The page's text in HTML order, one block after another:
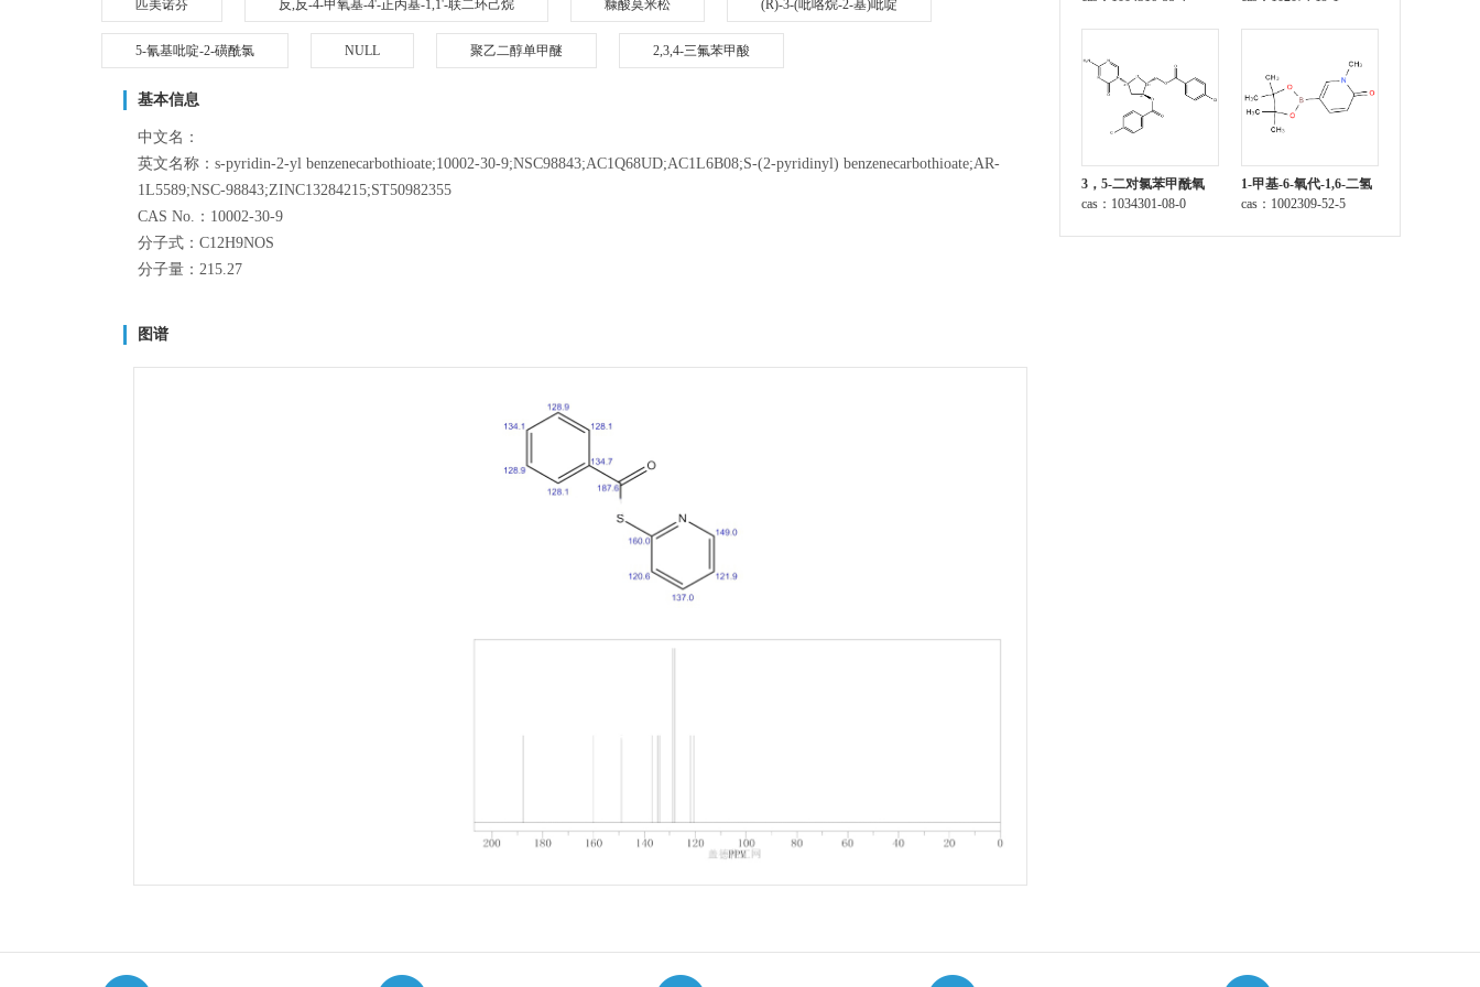
匹美诺芬 反,反-4-甲氧基-4'-正丙基-1,1'-联二环己烷 糠酸莫米松 (R)-3-(吡咯烷-2-基)吡啶
5-氰基吡啶-2-磺酰氯 NULL 聚乙二醇单甲醚 2,3,4-三氟苯甲酸
基本信息
中文名：
英文名称：s-pyridin-2-yl benzenecarbothioate;10002-30-9;NSC98843;AC1Q68UD;AC1L6B08;S-(2-pyridinyl) benzenecarbothioate;AR-
1L5589;NSC-98843;ZINC13284215;ST50982355
CAS No.：10002-30-9
分子式：C12H9NOS
分子量：215.27
图谱
3，5-二对氯苯甲酰氧
基-2-脱氧-5-氮杂胞苷
cas：1034301-08-0
1-甲基-6-氧代-1,6-二氢
吡啶-3-硼酸频那醇酯
cas：1002309-52-5